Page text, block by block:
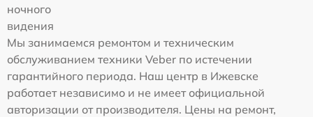
ночного
видения
Мы занимаемся ремонтом и техническим
обслуживанием техники Veber по истечении
гарантийного периода. Наш центр в Ижевске
работает независимо и не имеет официальной
авторизации от производителя. Цены на ремонт,